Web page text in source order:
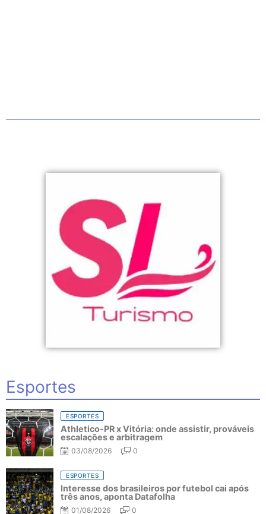
Esportes
ESPORTES
Athletico-PR x Vitória: onde assistir, prováveis
escalações e arbitragem
03/08/2026 0
ESPORTES
Interesse dos brasileiros por futebol cai após
três anos, aponta Datafolha
01/08/2026 0